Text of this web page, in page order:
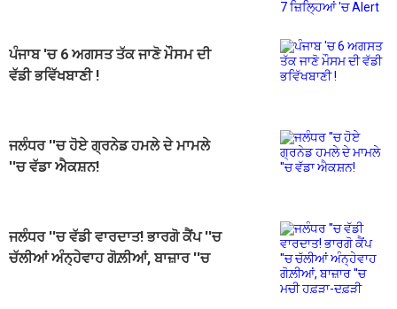
ਪੰਜਾਬ 'ਚ 6 ਅਗਸਤ ਤੱਕ ਜਾਣੋ ਮੌਸਮ ਦੀ
ਵੱਡੀ ਭਵਿੱਖਬਾਣੀ !
ਜਲੰਧਰ ''ਚ ਹੋਏ ਗ੍ਰਨੇਡ ਹਮਲੇ ਦੇ ਮਾਮਲੇ
''ਚ ਵੱਡਾ ਐਕਸ਼ਨ!
ਜਲੰਧਰ ''ਚ ਵੱਡੀ ਵਾਰਦਾਤ! ਭਾਰਗੋ ਕੈਂਪ ''ਚ
ਚੱਲੀਆਂ ਅੰਨ੍ਹੇਵਾਹ ਗੋਲ਼ੀਆਂ, ਬਾਜ਼ਾਰ ''ਚ